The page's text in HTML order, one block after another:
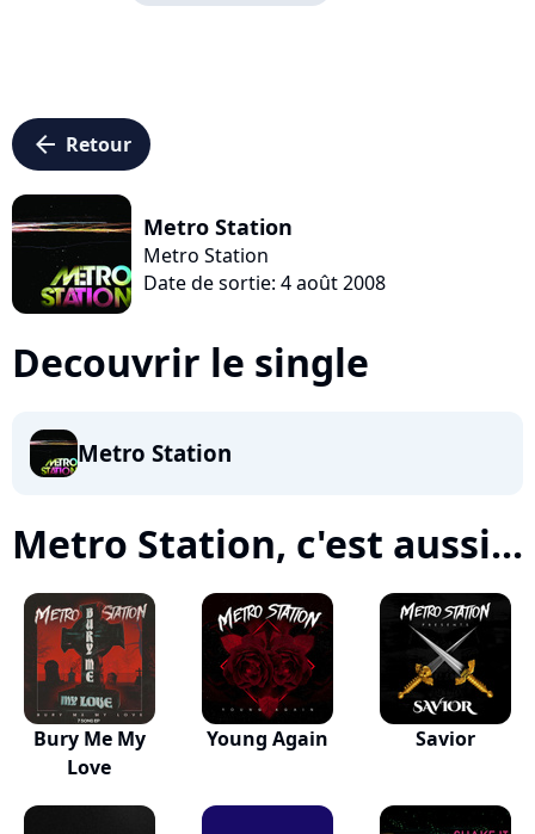
arrow_left Retour
Metro Station
Metro Station
Date de sortie: 4 août 2008
Decouvrir le single
Metro Station
Metro Station, c'est aussi...
Bury Me My
Love
Young Again Savior